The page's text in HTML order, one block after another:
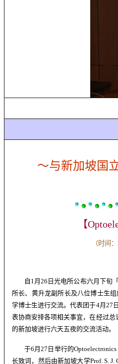
～与新加坡国
【
（时间：
自 1月26 日光电所公布六月下旬
所长、黄升龙副所长及八位博士生
学博士生进行交流。代表团于4月 27
表协商安排各项相关事宜，在经过
的新加坡进行六天五夜的交流活动。
于6月27 日举行的Optoelectronics
长致词，然后由新加坡大学Prof. S. J.